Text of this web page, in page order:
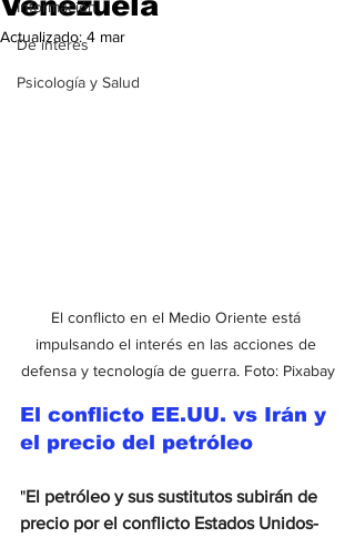
Información
De interés
Psicología y Salud
Actualizado: 4 mar
El conflicto en el Medio Oriente está
impulsando el interés en las acciones de
defensa y tecnología de guerra. Foto: Pixabay
El conflicto EE.UU. vs Irán y
el precio del petróleo
"El petróleo y sus sustitutos subirán de
precio por el conflicto Estados Unidos-